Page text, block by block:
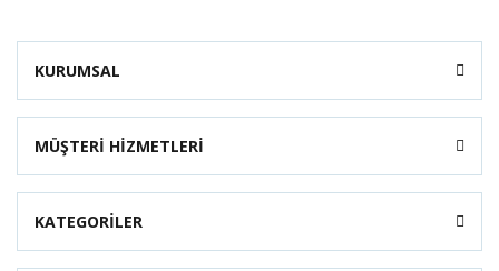
KURUMSAL
MÜŞTERİ HİZMETLERİ
KATEGORİLER